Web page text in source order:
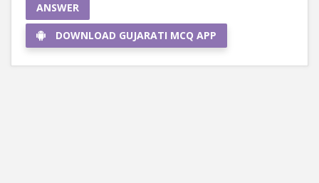
ANSWER
DOWNLOAD GUJARATI MCQ APP